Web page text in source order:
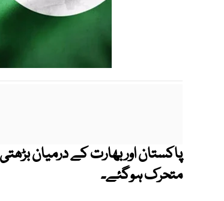
پاکستان اور بھارت کے درمیان
متحرک ہوگئے۔